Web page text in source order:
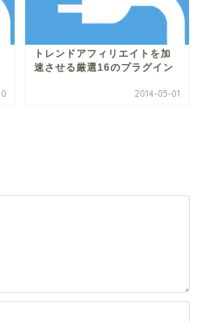
トレンドアフィリエイトを加
速させる厳選16のプラグイン
2014-05-01